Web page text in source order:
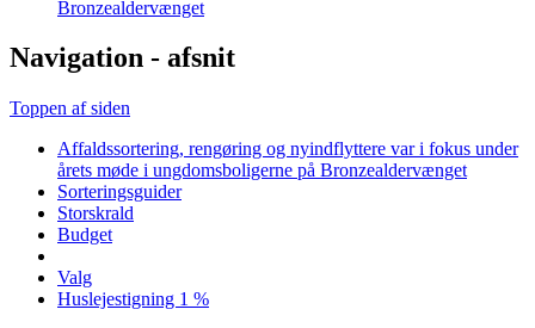
Bronzealdervænget
Navigation - afsnit
Toppen af siden
Affaldssortering, rengøring og nyindflyttere var i fokus under
årets møde i ungdomsboligerne på Bronzealdervænget
Sorteringsguider
Storskrald
Budget
Valg
Huslejestigning 1 %